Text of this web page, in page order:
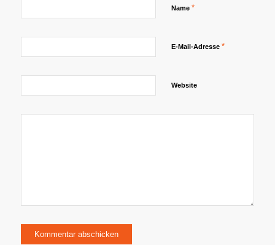
Name *
E-Mail-Adresse *
Website